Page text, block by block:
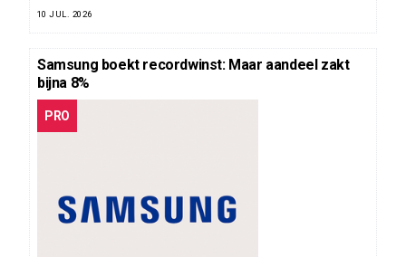
10 JUL. 2026
Samsung boekt recordwinst: Maar aandeel zakt
bijna 8%
PRO